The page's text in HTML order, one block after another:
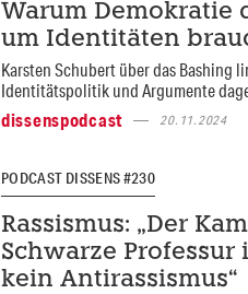
Warum Demokratie
um Identitäten
Karsten Schubert über das Bashing
Identitätspolitik und Argumente
dissenspodcast
20.11.2024
PODCAST DISSENS #230
Rassismus: „Der
Schwarze Professur
kein Antirassismus“